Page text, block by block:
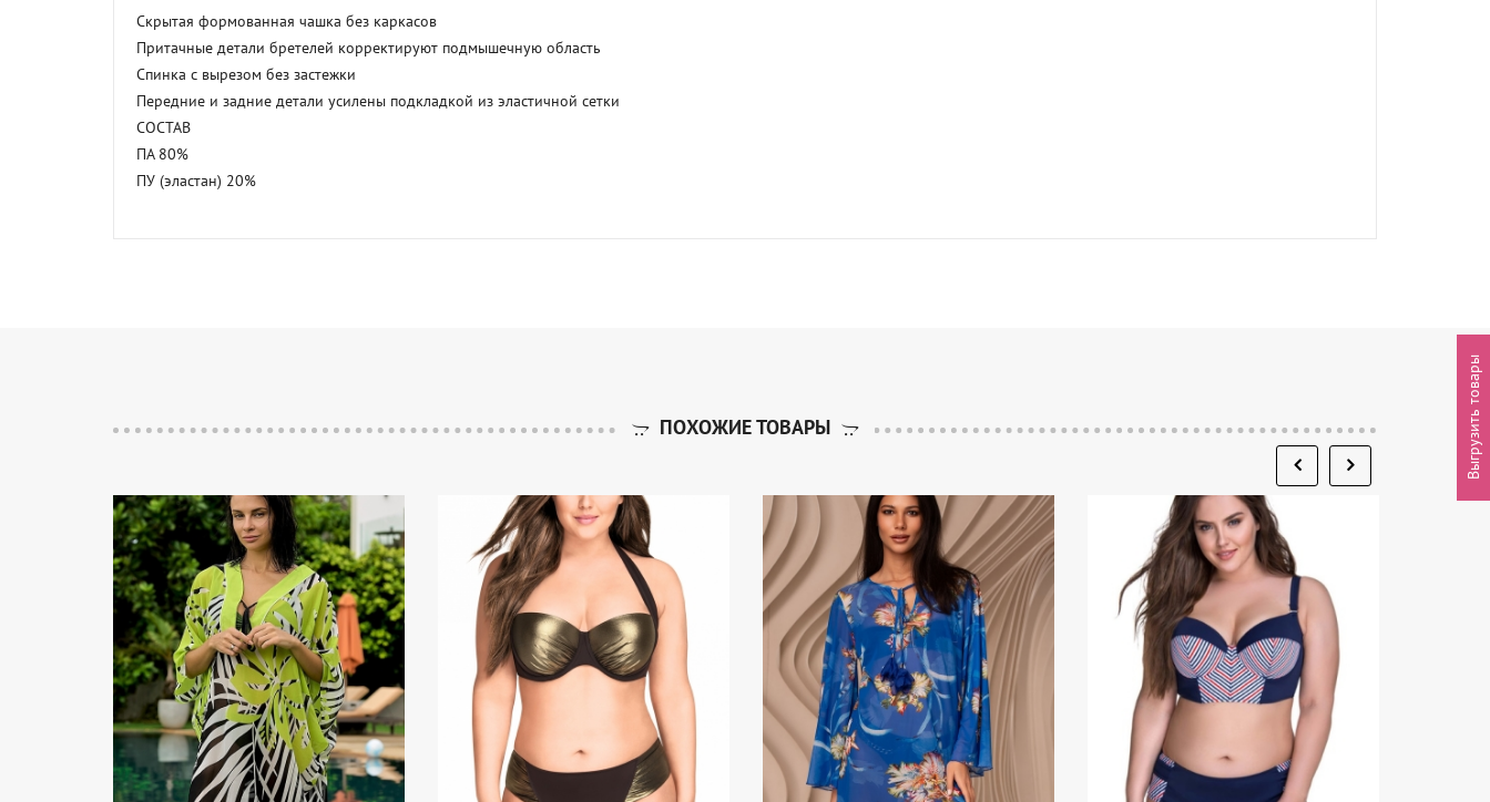
Скрытая формованная чашка без каркасов
Притачные детали бретелей корректируют подмышечную область
Спинка с вырезом без застежки
Передние и задние детали усилены подкладкой из эластичной сетки
СОСТАВ
ПА 80%
ПУ (эластан) 20%
ПОХОЖИЕ ТОВАРЫ Выгрузить товары